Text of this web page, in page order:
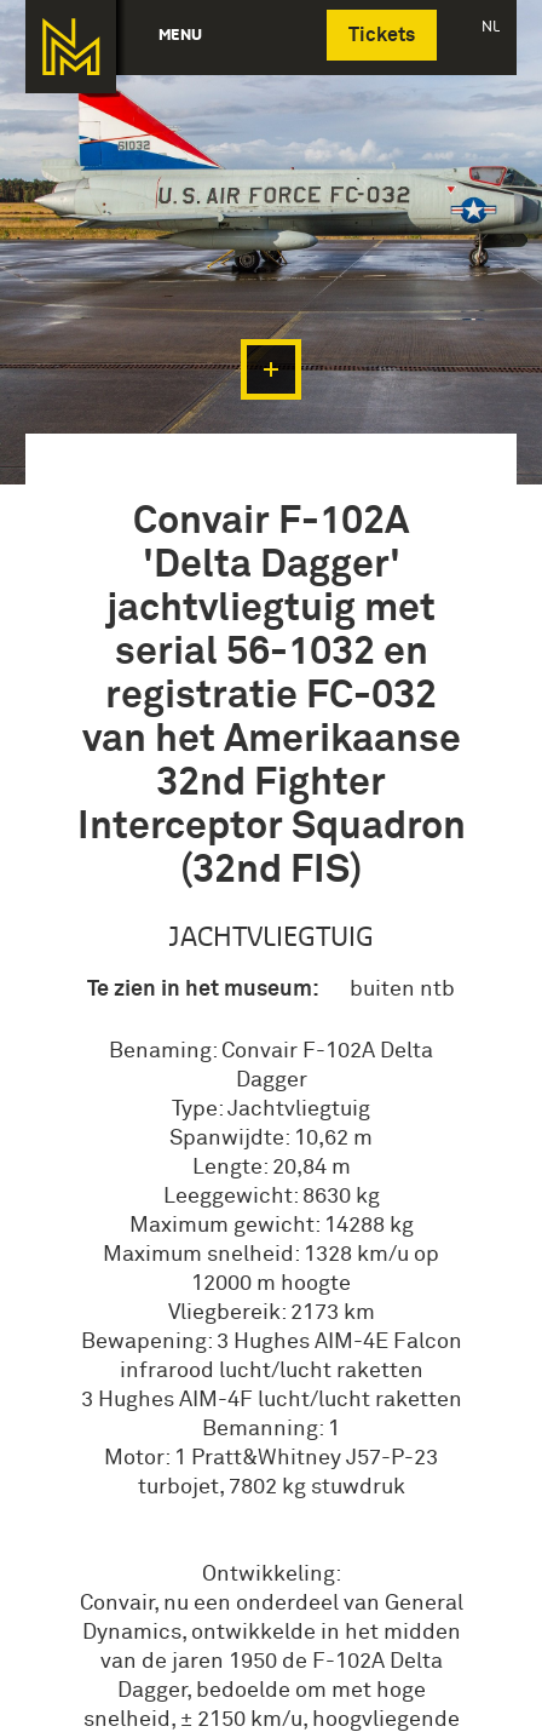
MENU Tickets NL
Deutsch
Convair F-102A
'Delta Dagger'
jachtvliegtuig met
serial 56-1032 en
registratie FC-032
van het Amerikaanse
32nd Fighter
Interceptor Squadron
(32nd FIS)
JACHTVLIEGTUIG
Te zien in het museum: buiten ntb
Benaming: Convair F-102A Delta
Dagger
Type: Jachtvliegtuig
Spanwijdte: 10,62 m
Lengte: 20,84 m
Leeggewicht: 8630 kg
Maximum gewicht: 14288 kg
Maximum snelheid: 1328 km/u op
12000 m hoogte
Vliegbereik: 2173 km
Bewapening: 3 Hughes AIM-4E Falcon
infrarood lucht/lucht raketten
3 Hughes AIM-4F lucht/lucht raketten
Bemanning: 1
Motor: 1 Pratt&Whitney J57-P-23
turbojet, 7802 kg stuwdruk
Ontwikkeling:
Convair, nu een onderdeel van General
Dynamics, ontwikkelde in het midden
van de jaren 1950 de F-102A Delta
Dagger, bedoelde om met hoge
snelheid, ± 2150 km/u, hoogvliegende